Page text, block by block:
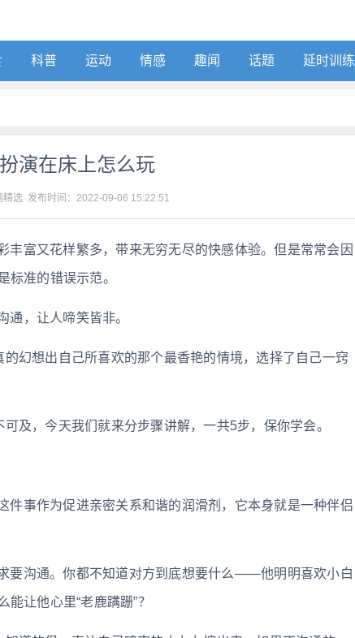
科普 运动 情感 趣闻 话题 延时训练
演在床上怎么玩
选 发布时间： 2022-09-06 15:22:51
丰富又花样繁多，带来无穷无尽的快感体验。但是常常会因
标准的错误示范。
通，让人啼笑皆非。
的幻想出自己所喜欢的那个最香艳的情境，选择了自己一窍
及，今天我们就来分步骤讲解，一共5步，保你学会。
件事作为促进亲密关系和谐的润滑剂，它本身就是一种伴侣
要沟通。你都不知道对方到底想要什么——他明明喜欢小白
让他心里“老鹿蹒跚”？